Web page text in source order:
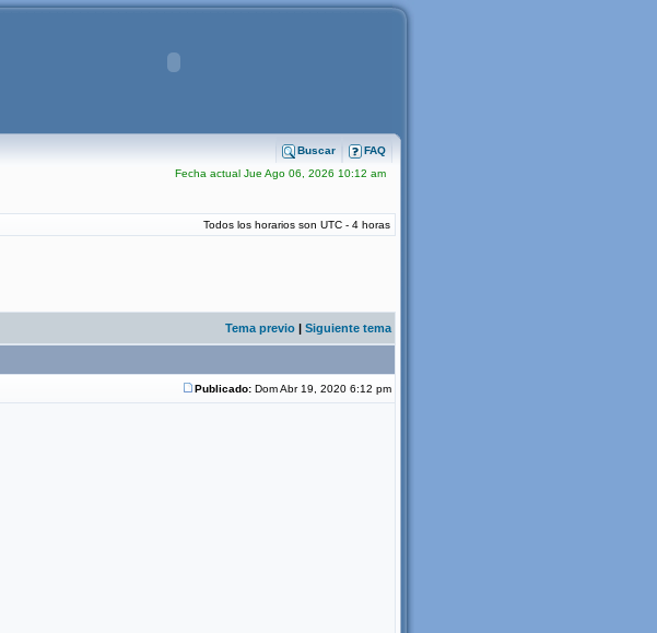
FAQ
Buscar
Fecha actual Jue Ago 06, 2026 10:12 am
Todos los horarios son UTC - 4 horas
Tema previo | Siguiente tema
Publicado: Dom Abr 19, 2020 6:12 pm